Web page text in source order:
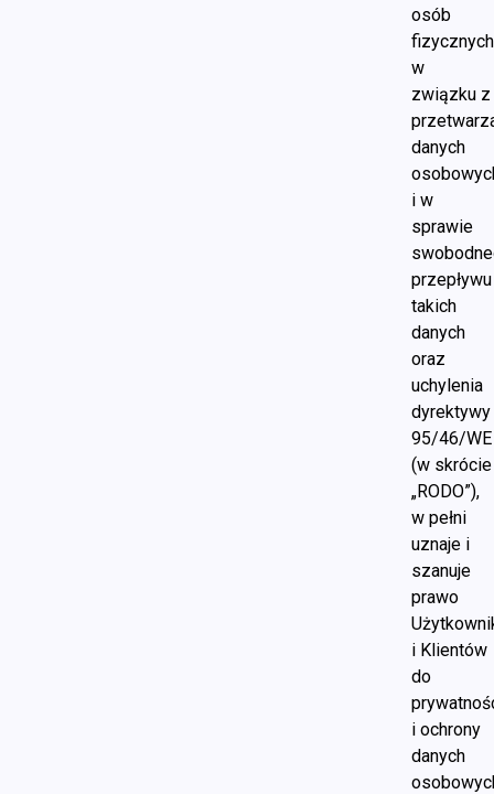
osób
fizycznych
w
związku z
danych
i w
sprawie
przepływu
takich
danych
oraz
uchylenia
dyrektywy
95/46/WE
(w skrócie
„RODO”),
w pełni
uznaje i
szanuje
prawo
i Klientów
do
i ochrony
danych